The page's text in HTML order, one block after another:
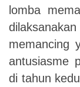
lomba
memancing
antusiasme
di tahun